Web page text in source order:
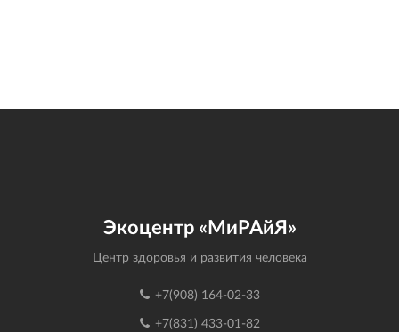
Экоцентр «МиРАйЯ»
Центр здоровья и развития человека
+7(908) 164-02-33
+7(831) 433-01-82